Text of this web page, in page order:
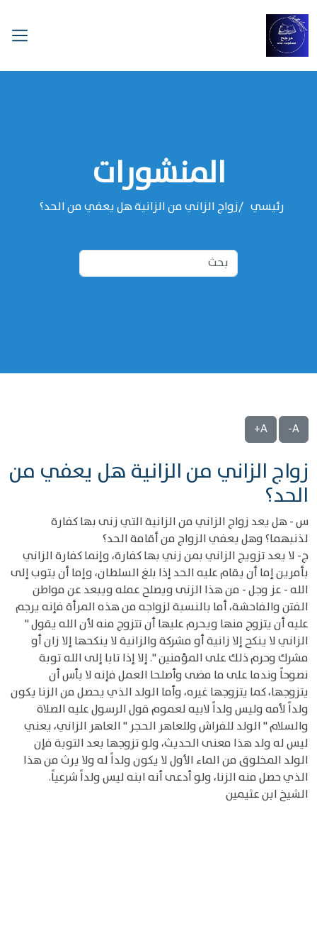
المنشورات
رئيسي زواج الزاني من الزانية هل يعفي من الحد؟
A-
A+
زواج الزاني من الزانية هل يعفي من
الحد؟
س - هل يعد زواج الزاني من الزانية التي زنى بها كفارة
لذنبهما؟ وهل يعفي الزواج من أقامة الحد؟
ج- لا يعد تزويج الزاني بمن زني بها كفارة، وإنما كفارة الزاني
بأمرين إما أن يقام عليه الحد إذا بلغ السلطان، وإما أن يتوب إلى
الله - عز وجل - من هذا الزنى ويصلح عمله ويبعد عن مواطن
الفتن والفاحشة، أما بالنسبة لزواجه من هذه المرأة فإنه يرجم
عليه أن يتزوج منها ويحرم عليها أن تتزوج منه لأن الله يقول "
الزاني لا ينكح إلا زانية أو مشركة والزانية لا ينكحها إلا زان أو
مشرك وحرم ذلك على المؤمنين ". إلا إذا تابا إلى الله توبة
نصوحاً وندما على ما مضى وأصلحا العمل فإنه لا بأس أن
يتزوجها، كما يتزوجها غيره، وأما الولد الذي يحصل من الزنا يكون
ولداً لأمه وليس ولداً لابيه لعموم قول الرسول عليه الصلاة
والسلام " الولد للفراش وللعاهر الحجر " العاهر الزاني، يعني
ليس له ولد هذا معنى الحديث، ولو تزوجها بعد التوبة فإن
الولد المخلوق من الماء الأول لا يكون ولداً له ولا يرث من هذا
الذي حصل منه الزنا، ولو أدعى أنه ابنه ليس ولداً شرعياً.
الشيخ ابن عثيمين